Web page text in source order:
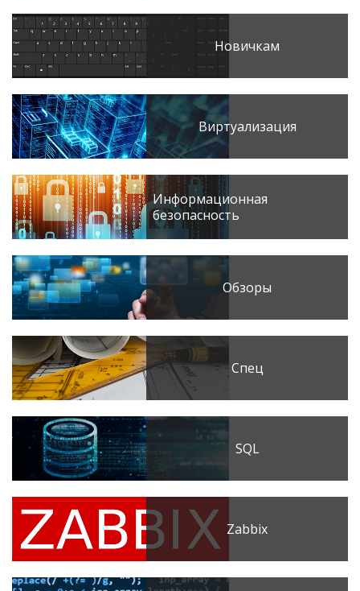
Новичкам
Виртуализация
Информационная
безопасность
Обзоры
Спец
SQL
Zabbix